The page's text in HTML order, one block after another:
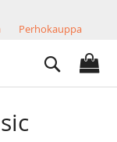
Perhokauppa
Search